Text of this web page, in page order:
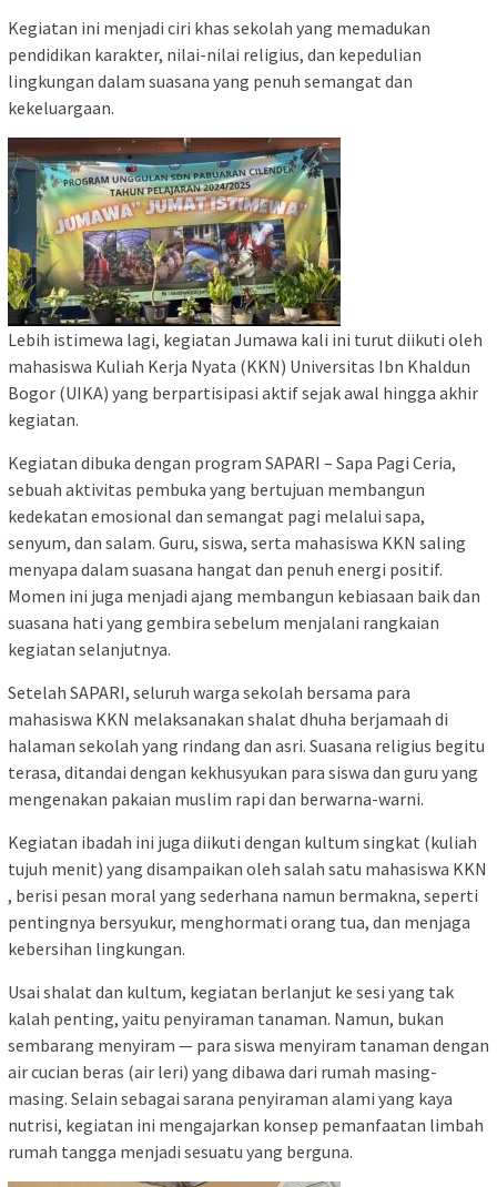
Kegiatan ini menjadi ciri khas sekolah yang memadukan
pendidikan karakter, nilai-nilai religius, dan kepedulian
lingkungan dalam suasana yang penuh semangat dan
kekeluargaan.
Lebih istimewa lagi, kegiatan Jumawa kali ini turut diikuti oleh
mahasiswa Kuliah Kerja Nyata (KKN) Universitas Ibn Khaldun
Bogor (UIKA) yang berpartisipasi aktif sejak awal hingga akhir
kegiatan.
Kegiatan dibuka dengan program SAPARI – Sapa Pagi Ceria,
sebuah aktivitas pembuka yang bertujuan membangun
kedekatan emosional dan semangat pagi melalui sapa,
senyum, dan salam. Guru, siswa, serta mahasiswa KKN saling
menyapa dalam suasana hangat dan penuh energi positif.
Momen ini juga menjadi ajang membangun kebiasaan baik dan
suasana hati yang gembira sebelum menjalani rangkaian
kegiatan selanjutnya.
Setelah SAPARI, seluruh warga sekolah bersama para
mahasiswa KKN melaksanakan shalat dhuha berjamaah di
halaman sekolah yang rindang dan asri. Suasana religius begitu
terasa, ditandai dengan kekhusyukan para siswa dan guru yang
mengenakan pakaian muslim rapi dan berwarna-warni.
Kegiatan ibadah ini juga diikuti dengan kultum singkat (kuliah
tujuh menit) yang disampaikan oleh salah satu mahasiswa KKN
, berisi pesan moral yang sederhana namun bermakna, seperti
pentingnya bersyukur, menghormati orang tua, dan menjaga
kebersihan lingkungan.
Usai shalat dan kultum, kegiatan berlanjut ke sesi yang tak
kalah penting, yaitu penyiraman tanaman. Namun, bukan
sembarang menyiram — para siswa menyiram tanaman dengan
air cucian beras (air leri) yang dibawa dari rumah masing-
masing. Selain sebagai sarana penyiraman alami yang kaya
nutrisi, kegiatan ini mengajarkan konsep pemanfaatan limbah
rumah tangga menjadi sesuatu yang berguna.